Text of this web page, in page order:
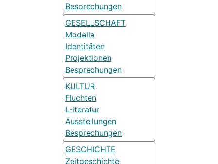
Besorechungen
GESELLSCHAFT
Modelle
Identitäten
Projektionen
Besprechungen
KULTUR
Fluchten
L-iteratur
Ausstellungen
Besprechungen
GESCHICHTE
Zeitgeschichte